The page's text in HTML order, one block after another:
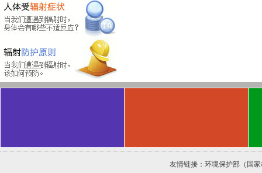
友情链接： 环境保护部（国